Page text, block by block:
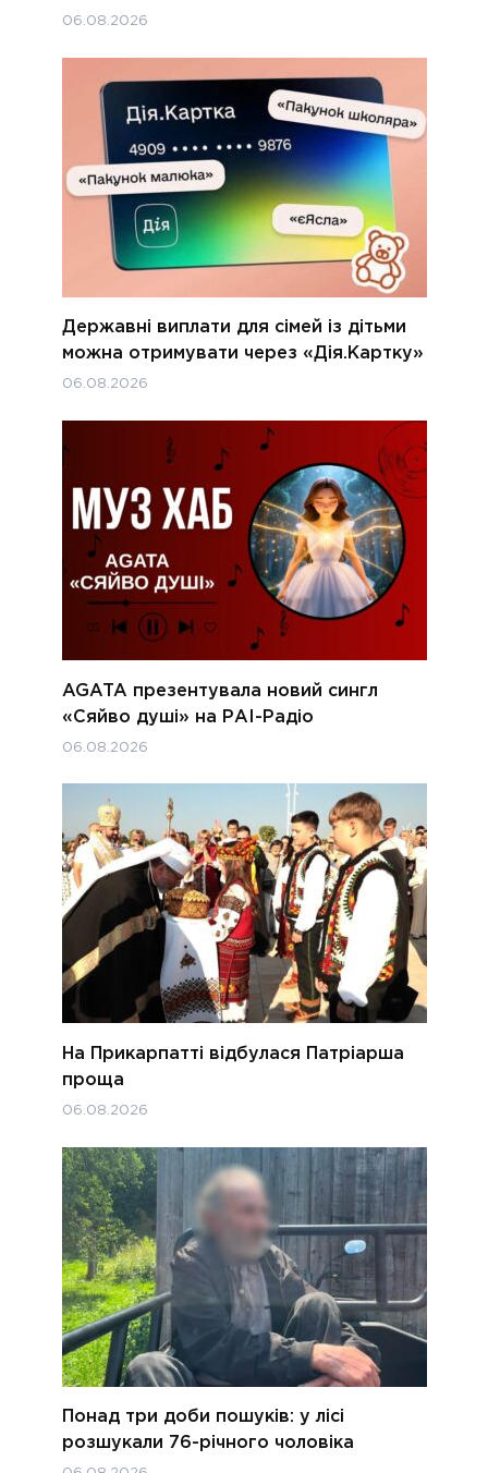
06.08.2026
Державні виплати для сімей із дітьми
можна отримувати через «Дія.Картку»
06.08.2026
AGATA презентувала новий сингл
«Сяйво душі» на РАІ-Радіо
06.08.2026
На Прикарпатті відбулася Патріарша
проща
06.08.2026
Понад три доби пошуків: у лісі
розшукали 76-річного чоловіка